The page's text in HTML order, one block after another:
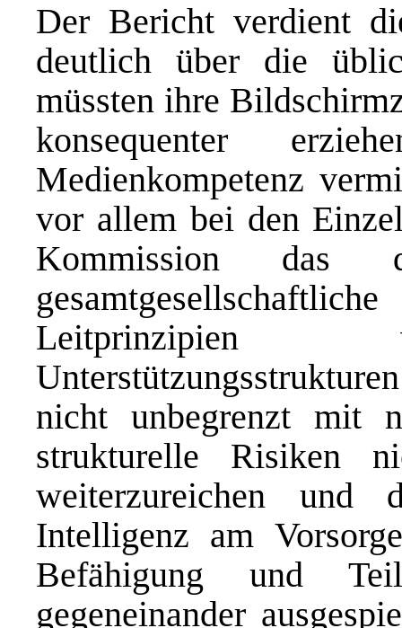
Der Bericht verdient
deutlich über die
müssten ihre
konsequenter
Medienkompetenz
vor allem bei den
Kommission das
Leitprinzipien
nicht unbegrenzt mit
strukturelle Risiken
weiterzureichen und
Intelligenz am
Befähigung und
gegeneinander